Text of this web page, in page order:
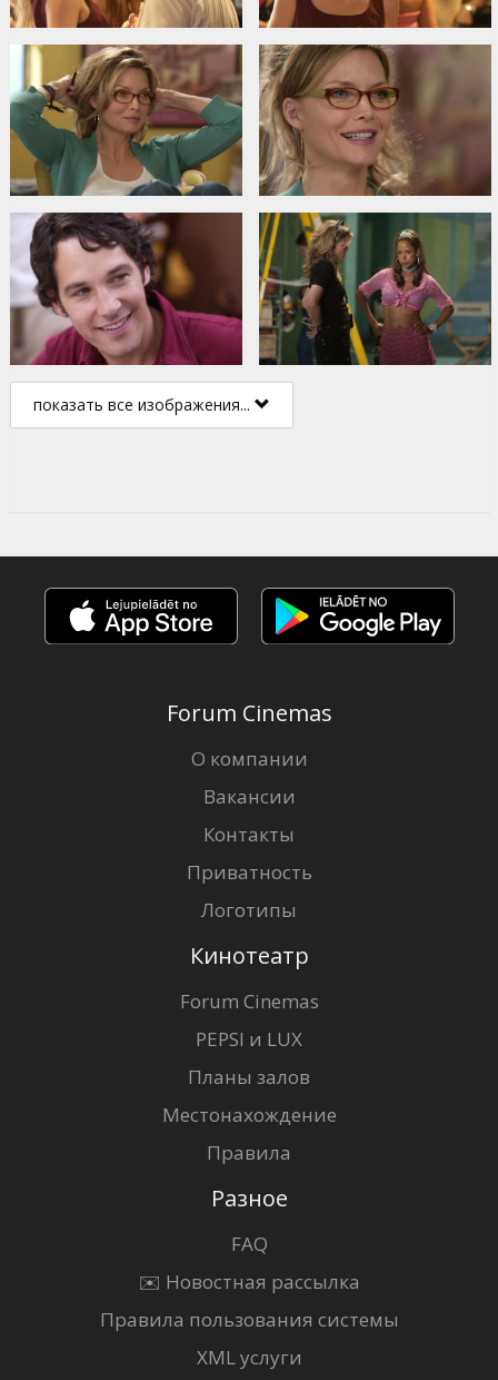
показать все изображения...
Forum Cinemas
О компании
Вакансии
Контакты
Приватность
Логотипы
Кинотеатр
Forum Cinemas
PEPSI и LUX
Планы залов
Местонахождение
Правила
Разное
FAQ
✉️ Новостная рассылка
Правила пользования системы
XML услуги